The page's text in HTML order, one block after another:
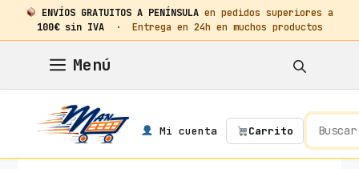
ENVÍOS GRATUITOS A PENÍNSULA en pedidos superiores a
100€ sin IVA· Entrega en 24h en muchos productos
contenido
Menú
Mi cuenta Carrito